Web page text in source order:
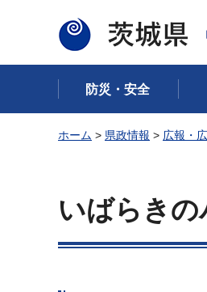
茨城県
防災・安全
ホーム > 県政情報 > 広報・
いばらき